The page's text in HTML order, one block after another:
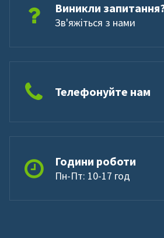
Виникли
Зв'яжіться з нами
Телефонуйте нам
Години роботи
Пн-Пт: 10-17 год